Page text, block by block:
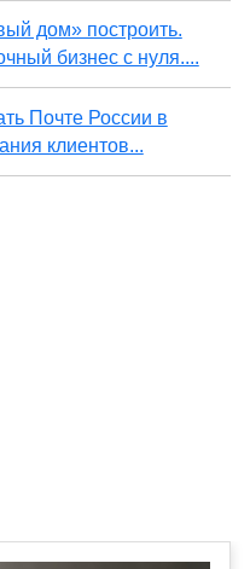
дом» построить.
бизнес с нуля....
Почте России в
клиентов...